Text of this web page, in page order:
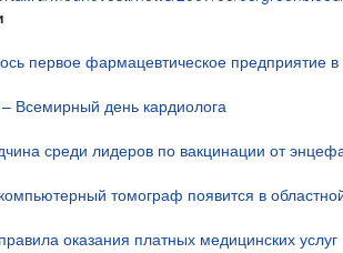
первое фармацевтическое предприятие
Всемирный день кардиолога
среди лидеров по вакцинации от
томограф появится в
оказания платных медицинских услуг